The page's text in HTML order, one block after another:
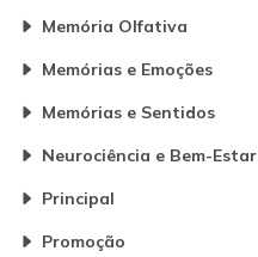
Memória Olfativa
Memórias e Emoções
Memórias e Sentidos
Neurociência e Bem-Estar
Principal
Promoção